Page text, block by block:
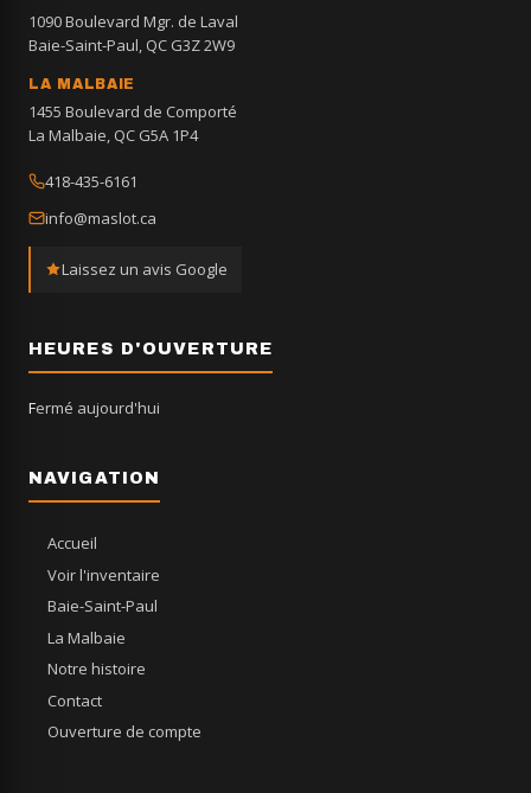
1090 Boulevard Mgr. de Laval
Baie-Saint-Paul, QC G3Z 2W9
LA MALBAIE
1455 Boulevard de Comporté
La Malbaie, QC G5A 1P4
418-435-6161
info@maslot.ca
Laissez un avis Google
HEURES D'OUVERTURE
Fermé aujourd'hui
NAVIGATION
Accueil
Voir l'inventaire
Baie-Saint-Paul
La Malbaie
Notre histoire
Contact
Ouverture de compte